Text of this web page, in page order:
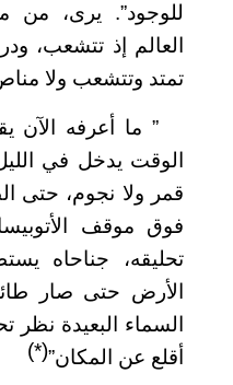
للوجود”. يرى، من
العالم إذ تتشعب،
تمتد وتتشعب ولا
” ما أعرفه الآن
الوقت يدخل في
قمر ولا نجوم، حتى
فوق موقف
تحليقه، جناحاه
الأرض حتى صار
السماء البعيدة نظر
أقلع عن المكان”(*)